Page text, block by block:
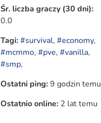
Śr. liczba graczy (30 dni):
0.0
Tagi:#survival, #economy,
#mcmmo, #pve, #vanilla,
#smp,
Ostatni ping:9 godzin temu
Ostatnio online: 2 lat temu